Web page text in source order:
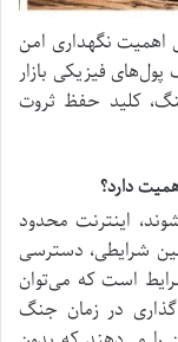
اهمیت نگهداری امن
فیزیکی بازار
کلید حفظ ثروت
دارد؟
اینترنت محدود
شرایطی، دسترسی
است که می‌توان
گذاری در زمان جنگ